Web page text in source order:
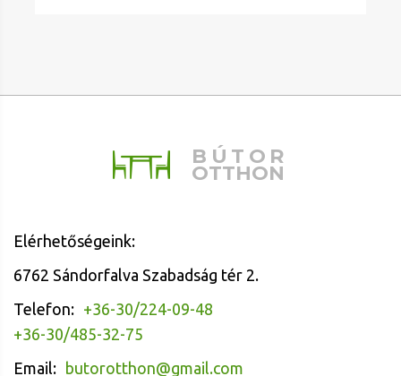
BÚTOR
OTTHON
Elérhetőségeink:
6762 Sándorfalva Szabadság tér 2.
Telefon: +36-30/224-09-48
+36-30/485-32-75
Email: butorotthon@gmail.com